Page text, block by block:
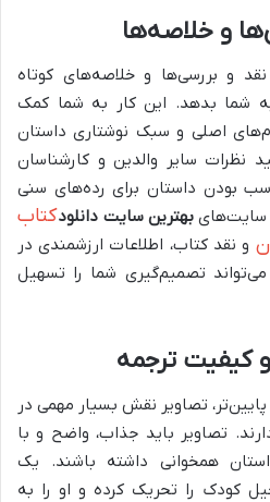
و خلاصه‌ها
و بررسی‌ها و خلاصه‌های کوتاه
شما بدهد. این کار به شما کمک
اصلی و سبک نوشتاری داستان
نظرات سایر والدین و کارشناسان
بودن داستان برای رده‌های سنی
سایت‌های بهترین سایت دانلودکتاب
و نقد کتاب، اطلاعات ارزشمندی در
تصمیم‌گیری شما را تسهیل
کیفیت ترجمه
تصاویر نقش بسیار مهمی در
تصاویر باید جذاب، واضح و با
همخوانی داشته باشند. یک
کودک را تحریک کرده و او را به